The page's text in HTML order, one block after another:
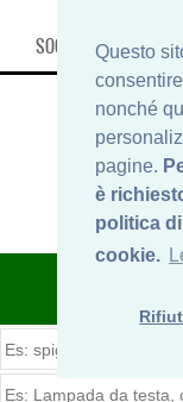
Questo
nonché
pagine.
è
politica
cookie.
SOCIAL, INFO & SHOP